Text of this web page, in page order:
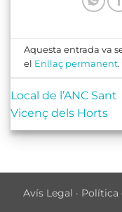
Aquesta entrada va
el Enllaç permanent.
Local de l’ANC Sant
Vicenç dels Horts
Avís Legal · Política